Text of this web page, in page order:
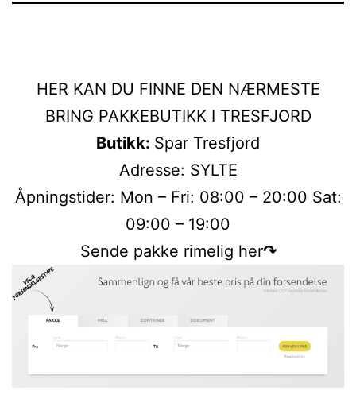
HER KAN DU FINNE DEN NÆRMESTE
BRING PAKKEBUTIKK I TRESFJORD
Butikk: Spar Tresfjord
Adresse: SYLTE
Åpningstider: Mon – Fri: 08:00 – 20:00 Sat:
09:00 – 19:00
Sende pakke rimelig her↷